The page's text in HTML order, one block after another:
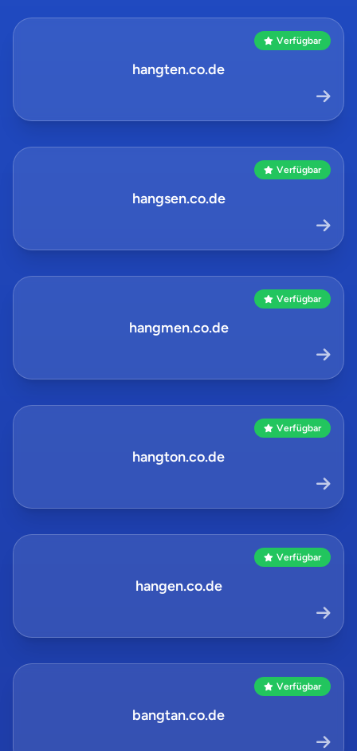
Verfügbar
hangten.co.de
Verfügbar
hangsen.co.de
Verfügbar
hangmen.co.de
Verfügbar
hangton.co.de
Verfügbar
hangen.co.de
Verfügbar
bangtan.co.de